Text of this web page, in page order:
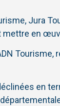
Jura
mettre en
Tourisme,
en